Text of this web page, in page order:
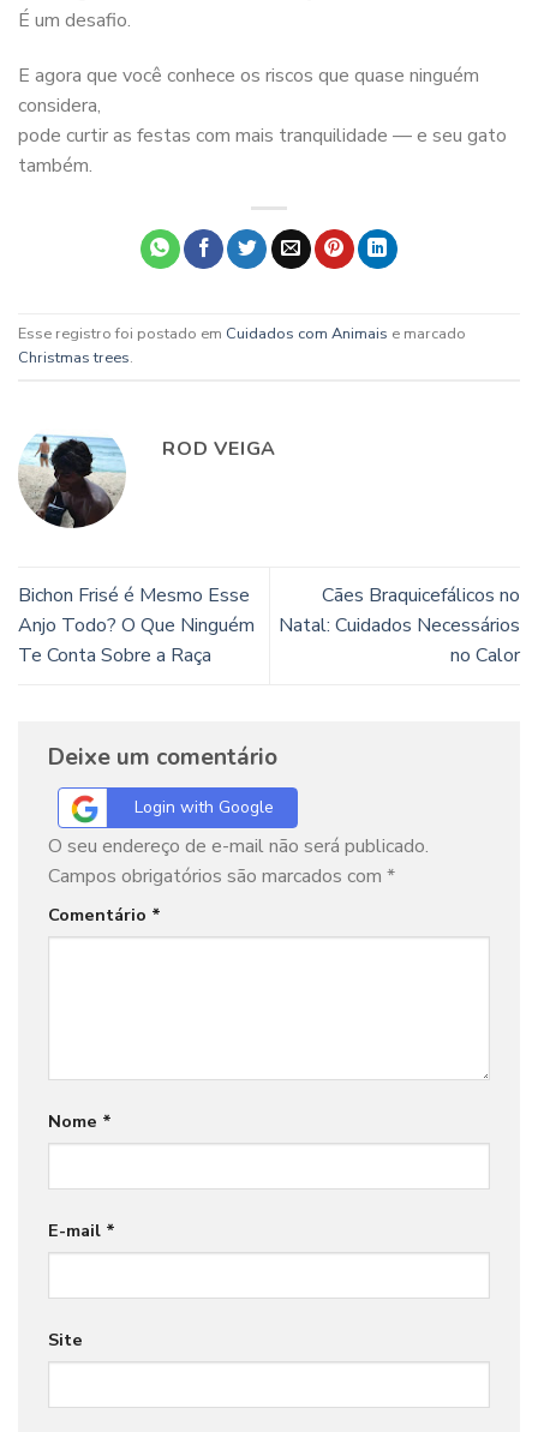
É um desafio.
E agora que você conhece os riscos que quase ninguém
considera,
pode curtir as festas com mais tranquilidade — e seu gato
também.
Esse registro foi postado em Cuidados com Animais e marcado
Christmas trees.
ROD VEIGA
Bichon Frisé é Mesmo Esse
Anjo Todo? O Que Ninguém
Te Conta Sobre a Raça
Cães Braquicefálicos no
Natal: Cuidados Necessários
no Calor
Deixe um comentário
Login with Google
O seu endereço de e-mail não será publicado.
Campos obrigatórios são marcados com *
Comentário *
Nome *
E-mail *
Site